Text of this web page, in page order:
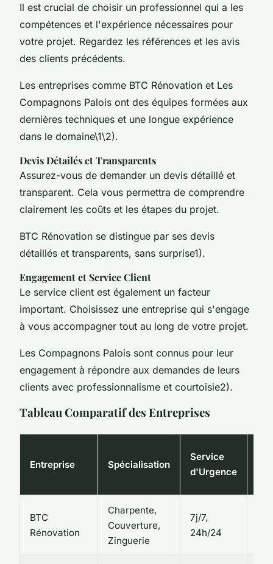
Il est crucial de choisir un professionnel qui a les
compétences et l'expérience nécessaires pour
votre projet. Regardez les références et les avis
des clients précédents.
Les entreprises comme BTC Rénovation et Les
Compagnons Palois ont des équipes formées aux
dernières techniques et une longue expérience
dans le domaine\1\2).
Devis Détailés et Transparents
Assurez-vous de demander un devis détaillé et
transparent. Cela vous permettra de comprendre
clairement les coûts et les étapes du projet.
BTC Rénovation se distingue par ses devis
détaillés et transparents, sans surprise1).
Engagement et Service Client
Le service client est également un facteur
important. Choisissez une entreprise qui s'engage
à vous accompagner tout au long de votre projet.
Les Compagnons Palois sont connus pour leur
engagement à répondre aux demandes de leurs
clients avec professionnalisme et courtoisie2).
Tableau Comparatif des Entreprises
Entreprise Spécialisation
Service
d'Urgence
BTC
Rénovation
Charpente,
Couverture,
Zinguerie
7j/7,
24h/24